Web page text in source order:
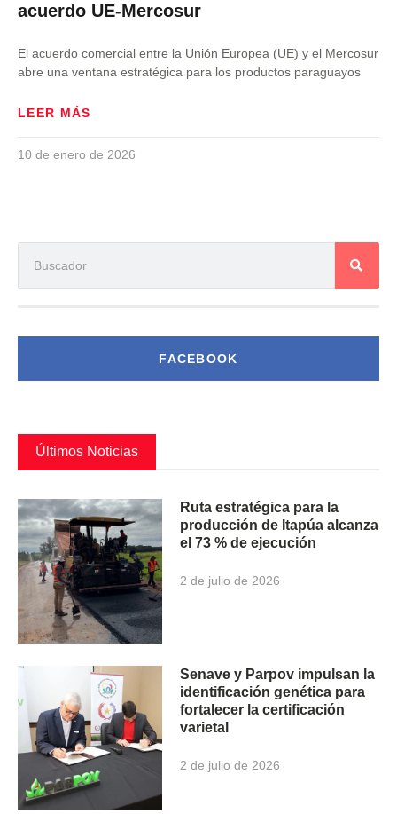
acuerdo UE-Mercosur
El acuerdo comercial entre la Unión Europea (UE) y el Mercosur
abre una ventana estratégica para los productos paraguayos
LEER MÁS
10 de enero de 2026
FACEBOOK
Últimos Noticias
Ruta estratégica para la
producción de Itapúa alcanza
el 73 % de ejecución
2 de julio de 2026
Senave y Parpov impulsan la
identificación genética para
fortalecer la certificación
varietal
2 de julio de 2026